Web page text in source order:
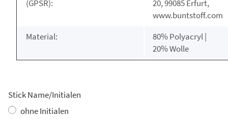
(GPSR):
20, 99085 Erfurt,
www.buntstoff.com
Material:
80% Polyacryl |
20% Wolle
Stick Name/Initialen
ohne Initialen